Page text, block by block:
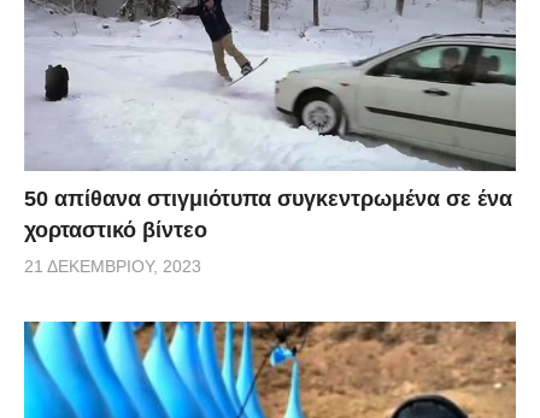
50 απίθανα στιγμιότυπα συγκεντρωμένα σε ένα
χορταστικό βίντεο
21 ΔΕΚΕΜΒΡΊΟΥ, 2023